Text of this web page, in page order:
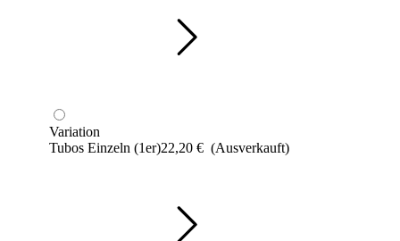
Variation
Tubos Einzeln (1er)22,20 € (Ausverkauft)